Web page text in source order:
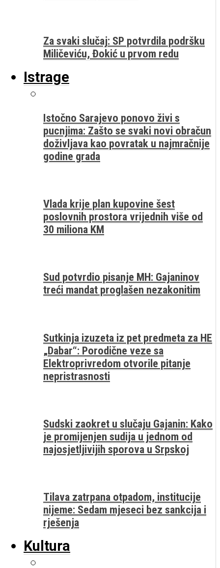
Za svaki slučaj: SP potvrdila podršku
Miličeviću, Đokić u prvom redu
Istrage
Istočno Sarajevo ponovo živi s
pucnjima: Zašto se svaki novi obračun
doživljava kao povratak u najmračnije
godine grada
Vlada krije plan kupovine šest
poslovnih prostora vrijednih više od
30 miliona KM
Sud potvrdio pisanje MH: Gajaninov
treći mandat proglašen nezakonitim
Sutkinja izuzeta iz pet predmeta za HE
„Dabar“: Porodične veze sa
Elektroprivredom otvorile pitanje
nepristrasnosti
Sudski zaokret u slučaju Gajanin: Kako
je promijenjen sudija u jednom od
najosjetljivijih sporova u Srpskoj
Tilava zatrpana otpadom, institucije
nijeme: Sedam mjeseci bez sankcija i
rješenja
Kultura